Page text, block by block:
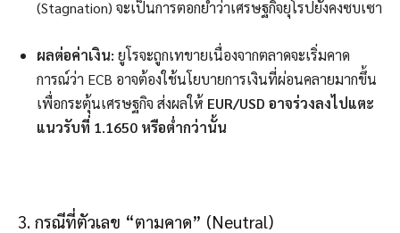
(Stagnation) จะเป็นการตอกย้ำว่าเศรษฐกิจยุโรปยังคงซบเซา
ผลต่อค่าเงิน: ยูโรจะถูกเทขายเนื่องจากตลาดจะเริ่มคาด
การณ์ว่า ECB อาจต้องใช้นโยบายการเงินที่ผ่อนคลายมากขึ้น
เพื่อกระตุ้นเศรษฐกิจ ส่งผลให้ EUR/USD อาจร่วงลงไปแตะ
แนวรับที่ 1.1650 หรือต่ำกว่านั้น
3. กรณีที่ตัวเลข “ตามคาด” (Neutral)